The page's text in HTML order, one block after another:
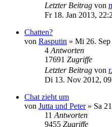
Letzter Beitrag von
Fr 18. Jan 2013,
Chatten?
von Rasputin » Mi 26. Sep
4 Antworten
17691 Zugriffe
Letzter Beitrag von
Di 13. Nov 2012,
Chat zieht um
von Jutta und Peter» Sa
11 Antworten
9455 Zugriffe